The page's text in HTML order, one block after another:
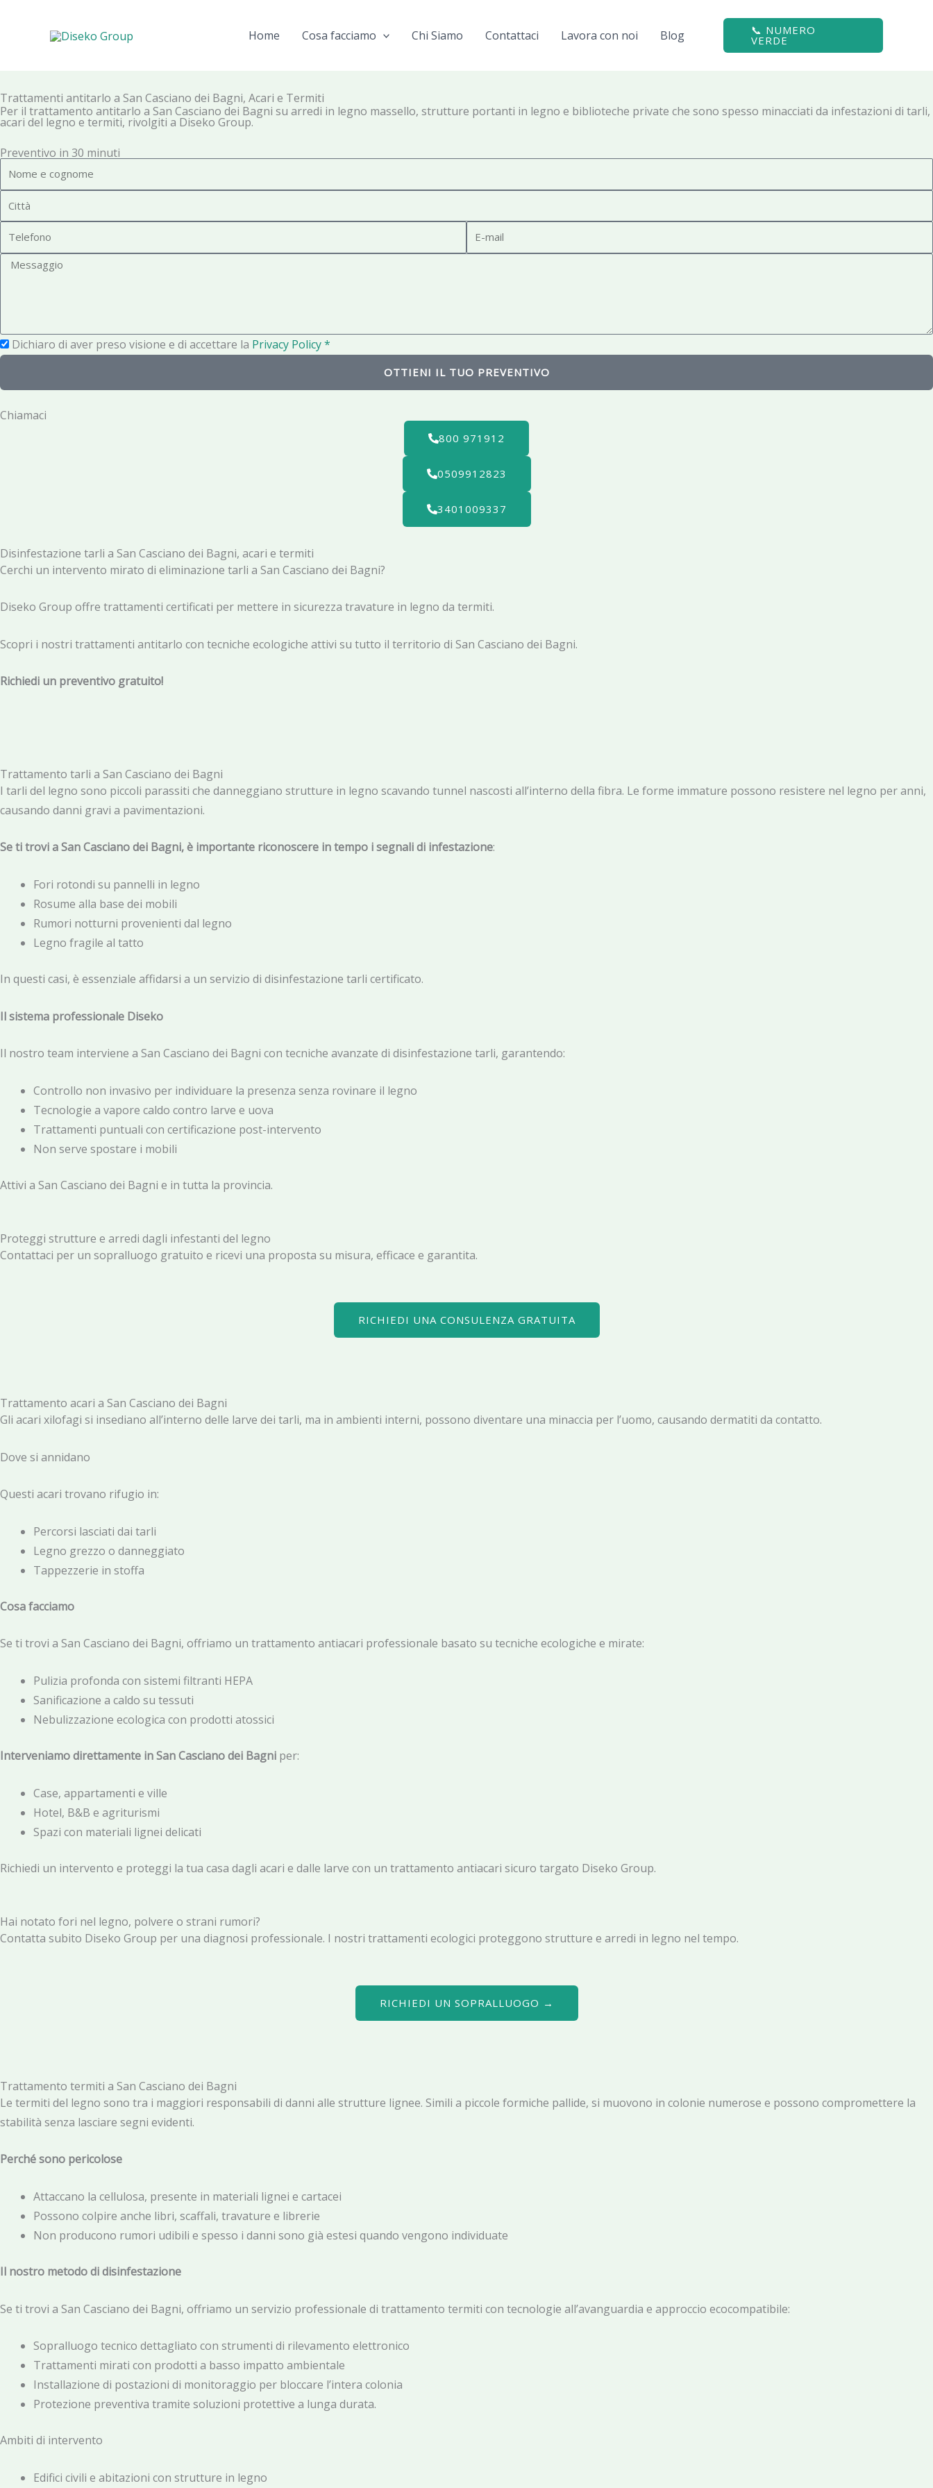
Home Cosa facciamo Chi Siamo Contattaci Lavora con noi Blog 📞 NUMERO
VERDE
Trattamenti antitarlo a San Casciano dei Bagni, Acari e Termiti
Per il trattamento antitarlo a San Casciano dei Bagni su arredi in legno massello, strutture portanti in legno e biblioteche private che sono spesso minacciati da infestazioni di tarli,
acari del legno e termiti, rivolgiti a Diseko Group.
Preventivo in 30 minuti
o
e
i
t
e
n
-
a
g
o
P
r
a
Dichiaro di aver preso visione e di accettare la Privacy Policy *
OTTIENI IL TUO PREVENTIVO
Chiamaci
800 971912
0509912823
3401009337
Disinfestazione tarli a San Casciano dei Bagni, acari e termiti
Cerchi un intervento mirato di eliminazione tarli a San Casciano dei Bagni?
Diseko Group offre trattamenti certificati per mettere in sicurezza travature in legno da termiti.
Scopri i nostri trattamenti antitarlo con tecniche ecologiche attivi su tutto il territorio di San Casciano dei Bagni.
Richiedi un preventivo gratuito!
Trattamento tarli a San Casciano dei Bagni
I tarli del legno sono piccoli parassiti che danneggiano strutture in legno scavando tunnel nascosti all’interno della fibra. Le forme immature possono resistere nel legno per anni,
causando danni gravi a pavimentazioni.
Se ti trovi a San Casciano dei Bagni, è importante riconoscere in tempo i segnali di infestazione:
Fori rotondi su pannelli in legno
Rosume alla base dei mobili
Rumori notturni provenienti dal legno
Legno fragile al tatto
In questi casi, è essenziale affidarsi a un servizio di disinfestazione tarli certificato.
Il sistema professionale Diseko
Il nostro team interviene a San Casciano dei Bagni con tecniche avanzate di disinfestazione tarli, garantendo:
Controllo non invasivo per individuare la presenza senza rovinare il legno
Tecnologie a vapore caldo contro larve e uova
Trattamenti puntuali con certificazione post-intervento
Non serve spostare i mobili
Attivi a San Casciano dei Bagni e in tutta la provincia.
Proteggi strutture e arredi dagli infestanti del legno
Contattaci per un sopralluogo gratuito e ricevi una proposta su misura, efficace e garantita.
RICHIEDI UNA CONSULENZA GRATUITA
Trattamento acari a San Casciano dei Bagni
Gli acari xilofagi si insediano all’interno delle larve dei tarli, ma in ambienti interni, possono diventare una minaccia per l’uomo, causando dermatiti da contatto.
Dove si annidano
Questi acari trovano rifugio in:
Percorsi lasciati dai tarli
Legno grezzo o danneggiato
Tappezzerie in stoffa
Cosa facciamo
Se ti trovi a San Casciano dei Bagni, offriamo un trattamento antiacari professionale basato su tecniche ecologiche e mirate:
Pulizia profonda con sistemi filtranti HEPA
Sanificazione a caldo su tessuti
Nebulizzazione ecologica con prodotti atossici
Interveniamo direttamente in San Casciano dei Bagni per:
Case, appartamenti e ville
Hotel, B&B e agriturismi
Spazi con materiali lignei delicati
Richiedi un intervento e proteggi la tua casa dagli acari e dalle larve con un trattamento antiacari sicuro targato Diseko Group.
Hai notato fori nel legno, polvere o strani rumori?
Contatta subito Diseko Group per una diagnosi professionale. I nostri trattamenti ecologici proteggono strutture e arredi in legno nel tempo.
RICHIEDI UN SOPRALLUOGO →
Trattamento termiti a San Casciano dei Bagni
Le termiti del legno sono tra i maggiori responsabili di danni alle strutture lignee. Simili a piccole formiche pallide, si muovono in colonie numerose e possono compromettere la
stabilità senza lasciare segni evidenti.
Perché sono pericolose
Attaccano la cellulosa, presente in materiali lignei e cartacei
Possono colpire anche libri, scaffali, travature e librerie
Non producono rumori udibili e spesso i danni sono già estesi quando vengono individuate
Il nostro metodo di disinfestazione
Se ti trovi a San Casciano dei Bagni, offriamo un servizio professionale di trattamento termiti con tecnologie all’avanguardia e approccio ecocompatibile:
Sopralluogo tecnico dettagliato con strumenti di rilevamento elettronico
Trattamenti mirati con prodotti a basso impatto ambientale
Installazione di postazioni di monitoraggio per bloccare l’intera colonia
Protezione preventiva tramite soluzioni protettive a lunga durata.
Ambiti di intervento
Edifici civili e abitazioni con strutture in legno